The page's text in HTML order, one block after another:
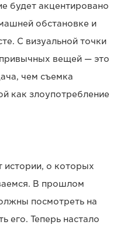
будет акцентировано
обстановке и
С визуальной точки
вещей — это
чем съемка
как злоупотребление
о которых
В прошлом
посмотреть на
его. Теперь настало